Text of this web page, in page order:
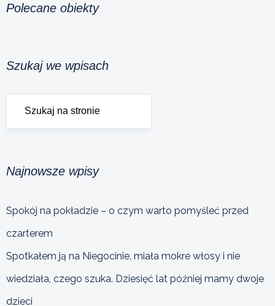
Polecane obiekty
Szukaj we wpisach
Najnowsze wpisy
Spokój na pokładzie – o czym warto pomyśleć przed
czarterem
Spotkałem ją na Niegocinie, miała mokre włosy i nie
wiedziała, czego szuka. Dziesięć lat później mamy dwoje
dzieci